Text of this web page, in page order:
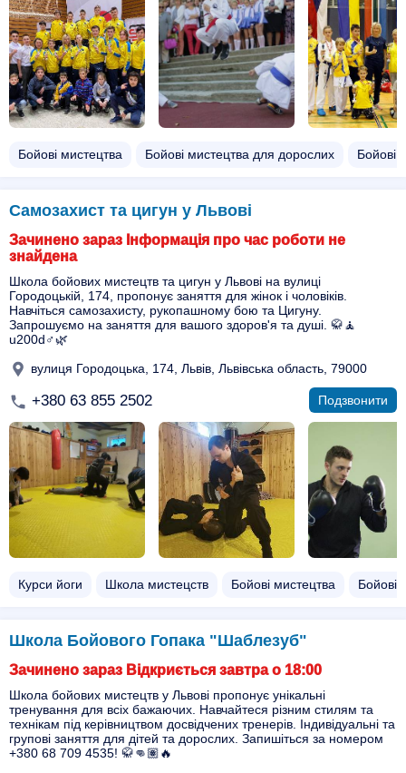
Бойові мистецтва Бойові мистецтва для дорослих Бойові
Самозахист та цигун у Львові
Зачинено зараз Інформація про час роботи не
знайдена
Школа бойових мистецтв та цигун у Львові на вулиці
Городоцькій, 174, пропонує заняття для жінок і чоловіків.
Навчіться самозахисту, рукопашному бою та Цигуну.
Запрошуємо на заняття для вашого здоров'я та душі. 🥋🧘
u200d♂️🌿
вулиця Городоцька, 174, Львів, Львівська область, 79000
+380 63 855 2502 Подзвонити
Курси йоги Школа мистецств Бойові мистецтва Бойові
Школа Бойового Гопака "Шаблезуб"
Зачинено зараз Відкриється завтра о 18:00
Школа бойових мистецтв у Львові пропонує унікальні
тренування для всіх бажаючих. Навчайтеся різним стилям та
технікам під керівництвом досвідчених тренерів. Індивідуальні та
групові заняття для дітей та дорослих. Запишіться за номером
+380 68 709 4535! 🥋👊🏽🔥